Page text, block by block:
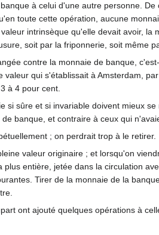
à celui d'une autre personne.
toute cette opération, aucune
intrinsèque qu'elle devait avoir,
soit par la friponnerie, soit même
contre la monnaie de banque,
qui s'établissait à Amsterdam,
à 4 pour cent.
si sûre et si invariable doivent mieux
banque, et contraire à ceux qui
; on perdrait trop à le retirer.
valeur originaire ; et lorsqu'on
entière, jetée dans la circulation
Tirer de la monnaie de la
ont ajouté quelques opérations à